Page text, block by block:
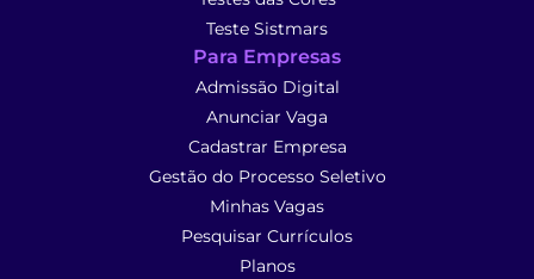
Teste Sistmars
Para Empresas
Admissão Digital
Anunciar Vaga
Cadastrar Empresa
Gestão do Processo Seletivo
Minhas Vagas
Pesquisar Currículos
Planos